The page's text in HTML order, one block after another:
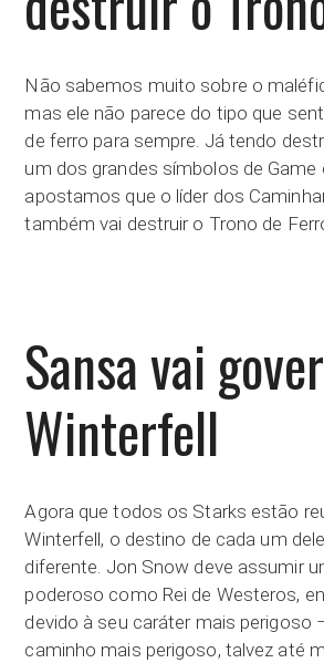
Não sabemos muito sobre o
mas ele não parece do tipo que
de ferro para sempre. Já tendo
um dos grandes símbolos de Game
apostamos que o líder dos
também vai destruir o Trono de
Sansa vai
Winterfell
Agora que todos os Starks estão
Winterfell, o destino de cada um
diferente. Jon Snow deve assumir
poderoso como Rei de Westeros,
devido à seu caráter mais perigoso
caminho mais perigoso, talvez até